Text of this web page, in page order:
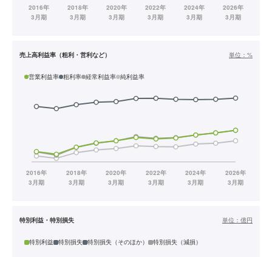
売上高利益率（粗利・営利など） 単位： %
営業利益率 粗利率 経常利益率 純利益率
特別利益・特別損失 単位： 億円
特別利益 特別損失 特別損失（そのほか） 特別損失（減損）